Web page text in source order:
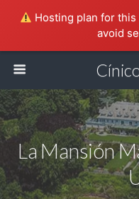
Hosting plan for
avoid
La Mansión